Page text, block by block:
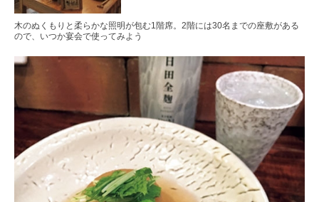
木のぬくもりと柔らかな照明が包む1階席。2階には30名までの座敷がある
ので、いつか宴会で使ってみよう